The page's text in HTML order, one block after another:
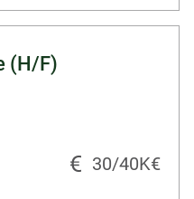
(H/F)
30/40K€